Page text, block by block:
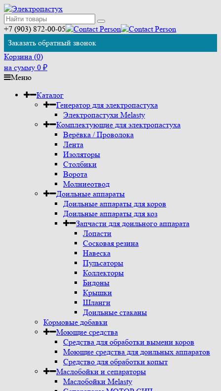
+7 (903) 872-00-05
Заказать обратный звонок
Корзина (0)
на сумму 0 ₽
Меню
Каталог
Генератор для электропастуха
Электропастухи Melasty
Комплектующие для электропастуха
Верёвка / Проволока
Лента
Изоляторы
Столбики
Ворота
Молниеотвод
Доильные аппараты
Доильные аппараты для коров
Доильные аппараты для коз
Запчасти для доильного аппарата
Лопасти
Сосковая резина
Навеска
Пульсаторы
Коллекторы
Бидоны
Крышки
Шланги
Доильные стаканы
Кормовые добавки
Моющие средства
Средства для обработки вымени коров
Моющие средства для доильных аппаратов
Средство для обработки копыт
Маслобойки и сепараторы
Маслобойки Melasty